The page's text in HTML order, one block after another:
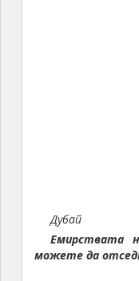
Дубай
Емирствата
можете да